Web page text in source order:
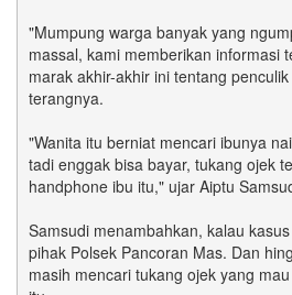
"Mumpung warga banyak yang
massal, kami memberikan informasi
marak akhir-akhir ini tentang
terangnya.
"Wanita itu berniat mencari ibunya
tadi enggak bisa bayar, tukang ojek
handphone ibu itu," ujar Aiptu
Samsudi menambahkan, kalau
pihak Polsek Pancoran Mas. Dan
masih mencari tukang ojek yang